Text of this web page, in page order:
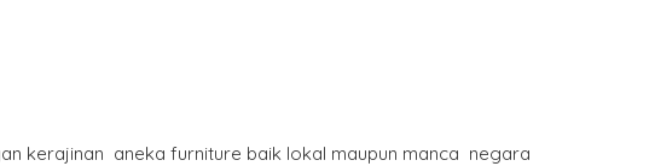
kerajinan aneka furniture baik lokal maupun manca negara